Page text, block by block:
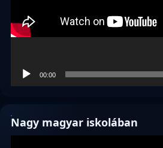
00:00
Nagy magyar iskolában